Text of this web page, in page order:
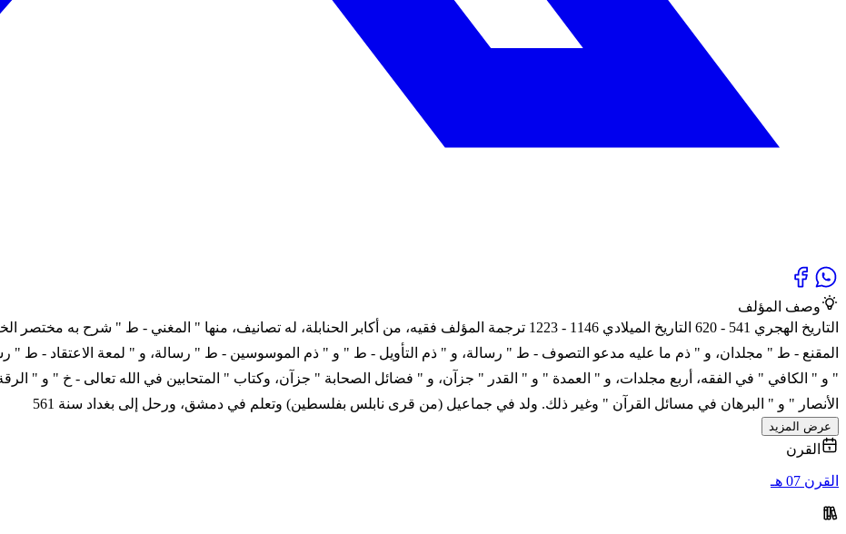
وصف المؤلف
التاريخ الهجري 541 - 620 التاريخ الميلادي 1146 - 1223 ترجمة المؤلف فقيه، من أكابر الحنابلة، له تصانيف، منها "
المقنع - ط " مجلدان، و " ذم ما عليه مدعو التصوف - ط " رسالة، و " ذم التأويل - ط " و " ذم الموسوسين - ط " رسالة، و " لمعة الاعتقاد - ط "
" و " الكافي " في الفقه، أربع مجلدات، و " العمدة " و " القدر " جزآن، و " فضائل الصحابة " جزآن، وكتاب " المتحابين في الله تعالى - خ " و "
الأنصار " و " البرهان في مسائل القرآن " وغير ذلك. ولد في جماعيل (من قرى نابلس بفلسطين) وتعلم في دمشق، ورحل إلى بغداد سنة 561
عرض المزيد
القرن
القرن 07 هـ